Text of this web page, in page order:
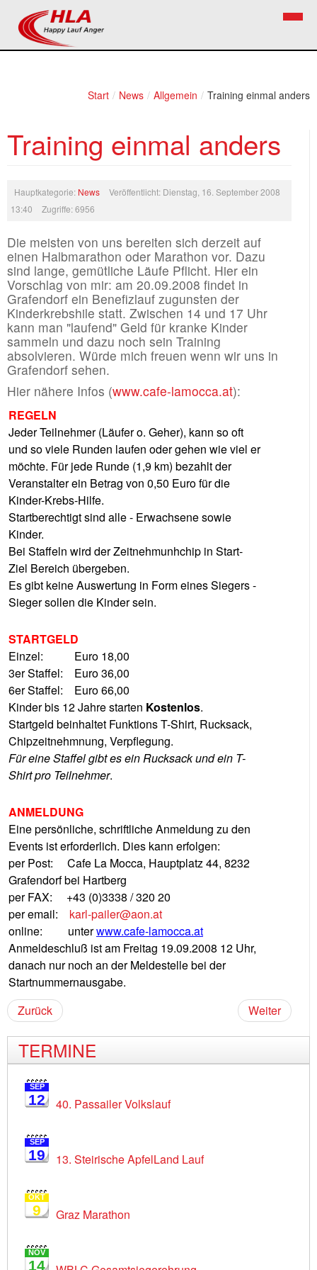
Start / News / Allgemein / Training einmal anders
Training einmal anders
Hauptkategorie: News
Veröffentlicht: Dienstag, 16. September 2008
13:40
Zugriffe: 6956
Die meisten von uns bereiten sich derzeit auf
einen Halbmarathon oder Marathon vor. Dazu
sind lange, gemütliche Läufe Pflicht. Hier ein
Vorschlag von mir: am 20.09.2008 findet in
Grafendorf ein Benefizlauf zugunsten der
Kinderkrebshile statt. Zwischen 14 und 17 Uhr
kann man "laufend" Geld für kranke Kinder
sammeln und dazu noch sein Training
absolvieren. Würde mich freuen wenn wir uns in
Grafendorf sehen.
Hier nähere Infos (www.cafe-lamocca.at):
REGELN
Jeder Teilnehmer (Läufer o. Geher), kann so oft
und so viele Runden laufen oder gehen wie viel er
möchte. Für jede Runde (1,9 km) bezahlt der
Veranstalter ein Betrag von 0,50 Euro für die
Kinder-Krebs-Hilfe.
Startberechtigt sind alle - Erwachsene sowie
Kinder.
Bei Staffeln wird der Zeitnehmunhchip in Start-
Ziel Bereich übergeben.
Es gibt keine Auswertung in Form eines Siegers -
Sieger sollen die Kinder sein.
STARTGELD
Einzel: Euro 18,00
3er Staffel: Euro 36,00
6er Staffel: Euro 66,00
Kinder bis 12 Jahre starten Kostenlos.
Startgeld beinhaltet Funktions T-Shirt, Rucksack,
Chipzeitnehmnung, Verpflegung.
Für eine Staffel gibt es ein Rucksack und ein T-
Shirt pro Teilnehmer.
ANMELDUNG
Eine persönliche, schriftliche Anmeldung zu den
Events ist erforderlich. Dies kann erfolgen:
per Post: Cafe La Mocca, Hauptplatz 44, 8232
Grafendorf bei Hartberg
per FAX: +43 (0)3338 / 320 20
per email: karl-pailer@aon.at
online: unterwww.cafe-lamocca.at
Anmeldeschluß ist am Freitag 19.09.2008 12 Uhr,
danach nur noch an der Meldestelle bei der
Startnummernausgabe.
Zurück
Weiter
TERMINE
SEP
12 40. Passailer Volkslauf
SEP
19 13. Steirische ApfelLand Lauf
OKT
9 Graz Marathon
NOV
14
Kontakt
Bezirkslaufcup
Firekids
Links
Termine